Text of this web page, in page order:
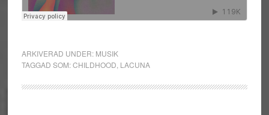
ARKIVERAD UNDER: MUSIK
TAGGAD SOM:CHILDHOOD LACUNA